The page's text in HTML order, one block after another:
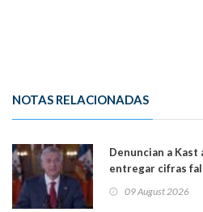
NOTAS RELACIONADAS
Denuncian a
entregar cifras
09 August 2026